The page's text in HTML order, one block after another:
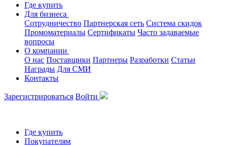
Где купить
Для бизнеса
Сотрудничество Партнерская сеть Система скидок
Промоматериалы Сертификаты Часто задаваемые
вопросы
О компании
О нас Поставщики Партнеры Разработки Статьи
Награды Для СМИ
Контакты
Зарегистрироваться Войти
Где купить
Покупателям